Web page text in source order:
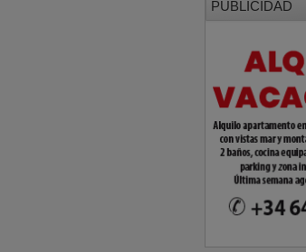
PUBLICIDAD